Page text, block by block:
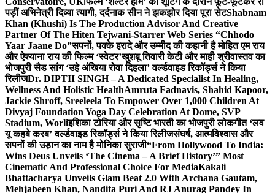
पड़ीं अभिनेत्री दिव्या त्यागी, दर्दनाक सीन ने झकझोर दिया पूरा सेटShabnam
Khan (Khushi) Is The Production Advisor And Creative
Partner Of The Hiten Tejwani-Starrer Web Series “Chhodo
Yaar Jaane Do”सपनों, पक्के इरादे और उम्मीद की कहानी है मोहित एम राय
और ऐश्याना राय की फिल्म ‘स्वेटर’खुशबू तिवारी केटी और माही श्रीवास्तव का
भोजपुरी सैड सांग ‘उहे अंखिया रोवा दिहला’ वर्ल्डवाइड रिकॉर्ड्स ने किया
रिलीजDr. DIPTII SINGH – A Dedicated Specialist In Healing,
Wellness And Holistic HealthAmruta Fadnavis, Shahid Kapoor,
Jackie Shroff, Sreeleela To Empower Over 1,000 Children At
Divyaj Foundation Yoga Day Celebration At Dome, SVP
Stadium, Worliइशिका टोरिया और सृष्टि भारती का भोजपुरी लोकगीत ‘लव
यू कहबे करब’ वर्ल्डवाइड रिकॉर्ड्स ने किया रिलीजसंघर्ष, आत्मविश्वास और
सपनों की उड़ान का नाम है मोनिका सुराजी“From Hollywood To India:
Wins Deus Unveils ‘The Cinema – A Brief History’” Most
Cinematic And Professional Choice For MediaKakali
Bhattacharya Unveils Glam Beat 2.0 With Archana Gautam,
Mehjabeen Khan, Nandita Puri And RJ Anurag Pandey In